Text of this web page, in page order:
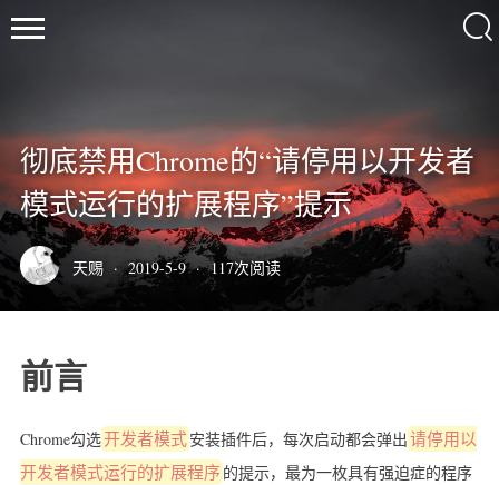
彻底禁用Chrome的“请停用以开发者
模式运行的扩展程序”提示
天赐 · 2019-5-9 · 117次阅读
前言
Chrome勾选开发者模式安装插件后，每次启动都会弹出请停用以
开发者模式运行的扩展程序的提示，最为一枚具有强迫症的程序
天
赐
の
小
技术
Linux